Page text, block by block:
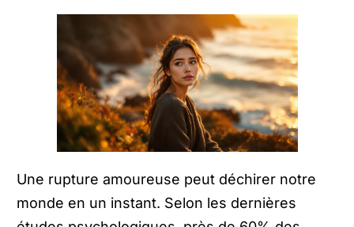
Une rupture amoureuse peut déchirer notre
monde en un instant. Selon les dernières